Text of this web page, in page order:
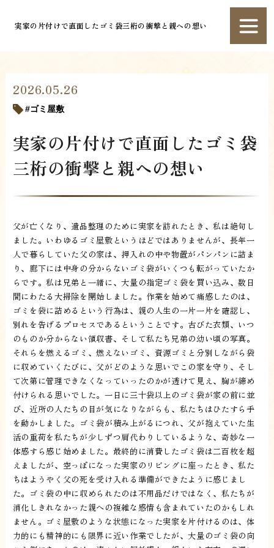
実家の片付けで直面したゴミ袋三桁の衝撃と親への想い
2026.05.26
ゴミ屋敷
実家の片付けで直面したゴミ袋
三桁の衝撃と親への想い
父が亡くなり、遺品整理のために実家を訪れたとき、私は絶句し
ました。いわゆるゴミ屋敷というほどではありませんが、長年一
人で暮らしていた父の家は、押入れの中や物置がパンパンに詰ま
り、廊下には中身の分からないゴミ袋がいくつも転がっていたか
らです。私は兄弟と一緒に、大量の指定ゴミ袋を買い込み、数日
間にわたる大掃除を開始しました。作業を始めて痛感したのは、
ゴミを袋に詰めるという行為は、親の人生の一片一片を確認し、
別れを告げるプロセスであるということです。古びた衣類、いつ
のものか分からない領収書、そして私たち兄弟の幼い頃の写真。
それらを燃えるゴミ、燃えないゴミ、資源ゴミと分別しながら袋
に収めていくたびに、父がどのような思いでこの家を守り、そし
て次第に管理できなくなっていったのかが透けて見え、胸が締め
付けられる思いでした。一日に三十袋以上のゴミ袋が家の前に並
び、近所の人たちの目が気になりながらも、私たちはひたすら手
を動かしました。ゴミ袋が積み上がるにつれ、父が抱えていた生
活の重荷を私たちが少しずつ肩代わりしているような、奇妙な一
体感すら感じ始めました。最終的に消費したゴミ袋は二百枚を超
えましたが、空っぽになった実家のリビングに座ったとき、私た
ちはようやく父の死を受け入れる準備ができたように感じまし
た。ゴミ袋の中に収められたのは不用品だけではなく、私たちが
消化しきれなかった親への複雑な感情も含まれていたのかもしれ
ません。ゴミ屋敷のような状態になった実家を片付けるのは、体
力的にも精神的にも限界に近い作業でしたが、大量のゴミ袋の向